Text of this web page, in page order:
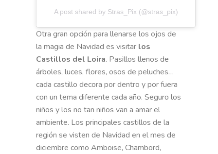
A post shared by Stras_Pix (@stras_pix)
Otra gran opción para llenarse los ojos de
la magia de Navidad es visitar los
Castillos del Loira. Pasillos llenos de
árboles, luces, flores, osos de peluches…
cada castillo decora por dentro y por fuera
con un tema diferente cada año. Seguro los
niños y los no tan niños van a amar el
ambiente. Los principales castillos de la
región se visten de Navidad en el mes de
diciembre como Amboise, Chambord,